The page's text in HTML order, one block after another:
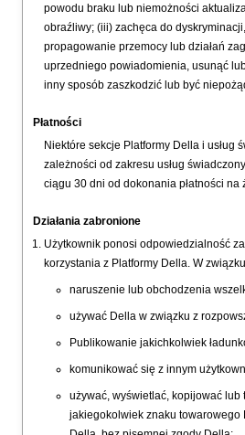
powodu braku lub niemożności
obraźliwy; (iii) zachęca do
propagowanie przemocy lub działań
uprzedniego powiadomienia, usunąć
inny sposób zaszkodzić lub być
Płatności
Niektóre sekcje Platformy Della i usług
zależności od zakresu usług
ciągu 30 dni od dokonania płatności na
Działania zabronione
Użytkownik ponosi odpowiedzialność
korzystania z Platformy Della. W
naruszenie lub obchodzenia
używać Della w związku z
Publikowanie jakichkolwiek
komunikować się z innym
używać, wyświetlać, kopijować
jakiegokolwiek znaku towarowego